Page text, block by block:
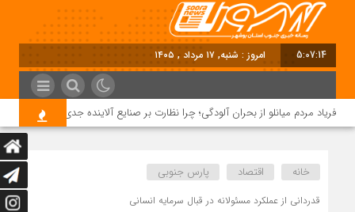
5:07:15 امروز : شنبه, ۱۷ مرداد , ۱۴۰۵
فریاد مردم میانلو از بحران آلودگی؛ چرا نظارت بر صنایع آلاینده جدی نیست؟
خانه اقتصاد پارس جنوبی
قدردانی از عملکرد مسئولانه در قبال سرمایه انسانی